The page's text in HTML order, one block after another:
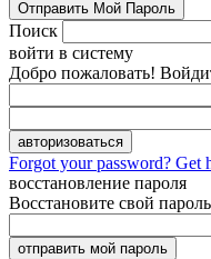
Поиск
войти в систему
Добро пожаловать!
Forgot your password? Get
восстановление пароля
Восстановите свой пароль